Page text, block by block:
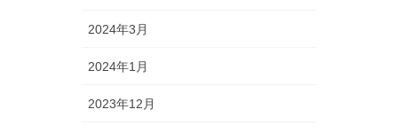
2024年3月
2024年1月
2023年12月